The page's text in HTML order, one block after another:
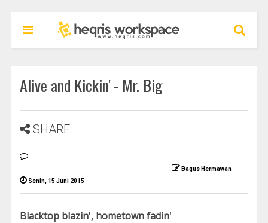
Alive and Kickin' - Mr. Big
SHARE:
Bagus Hermawan
Senin, 15 Juni 2015
Blacktop blazin', hometown fadin'